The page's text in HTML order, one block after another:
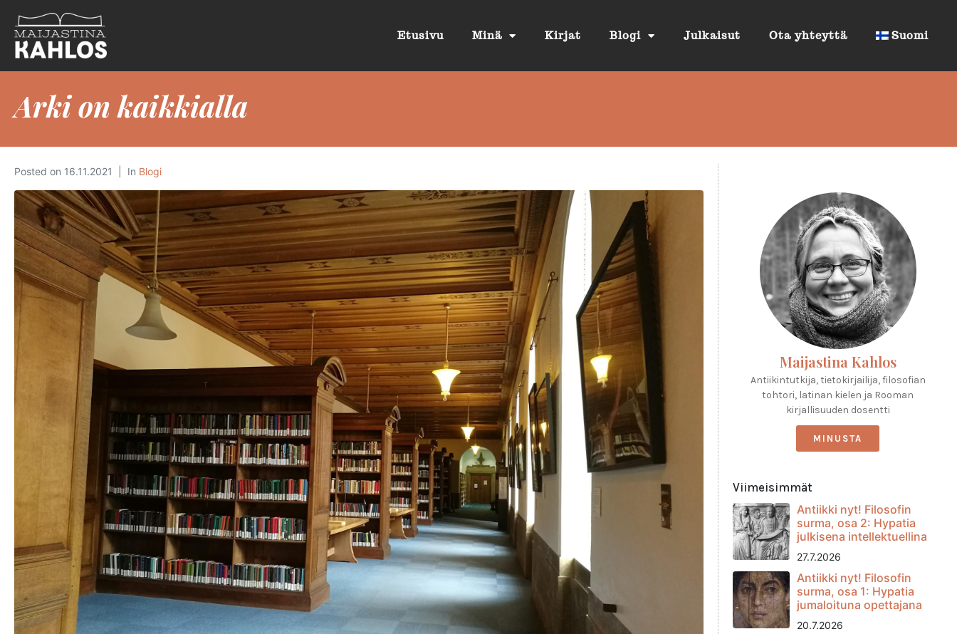
Etusivu Minä Kirjat Blogi Julkaisut Ota yhteyttä Suomi
Arki on kaikkialla
Posted on 16.11.2021 In Blogi
Maijastina Kahlos
Antiikintutkija, tietokirjailija, filosofian
tohtori, latinan kielen ja Rooman
kirjallisuuden dosentti
MINUSTA
Viimeisimmät
Antiikki nyt! Filosofin
surma, osa 2: Hypatia
julkisena intellektuellina
27.7.2026
Antiikki nyt! Filosofin
surma, osa 1: Hypatia
jumaloituna opettajana
20.7.2026